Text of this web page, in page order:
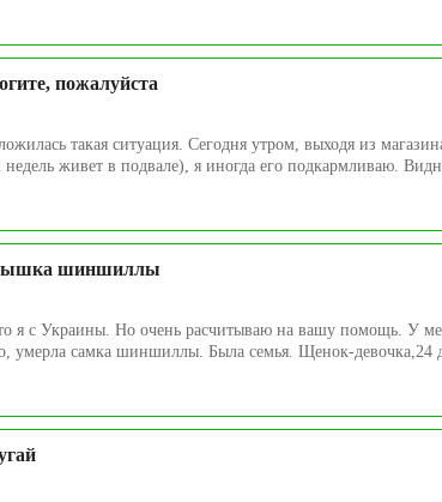
пожалуйста
такая ситуация. Сегодня утром, выходя из
недель живет в подвале), я иногда его подкармливаю.
шиншиллы
я с Украины. Но очень расчитываю на вашу помощь. У
умерла самка шиншиллы. Была семья. Щенок-девочка,24